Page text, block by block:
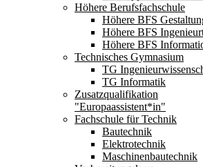
Höhere Berufsfachschule
Höhere BFS
Höhere BFS
Höhere BFS
Technisches Gymnasium
TG
TG Informatik
Zusatzqualifikation
"Europaassistent*in"
Fachschule für Technik
Bautechnik
Elektrotechnik
Maschinenbautechnik